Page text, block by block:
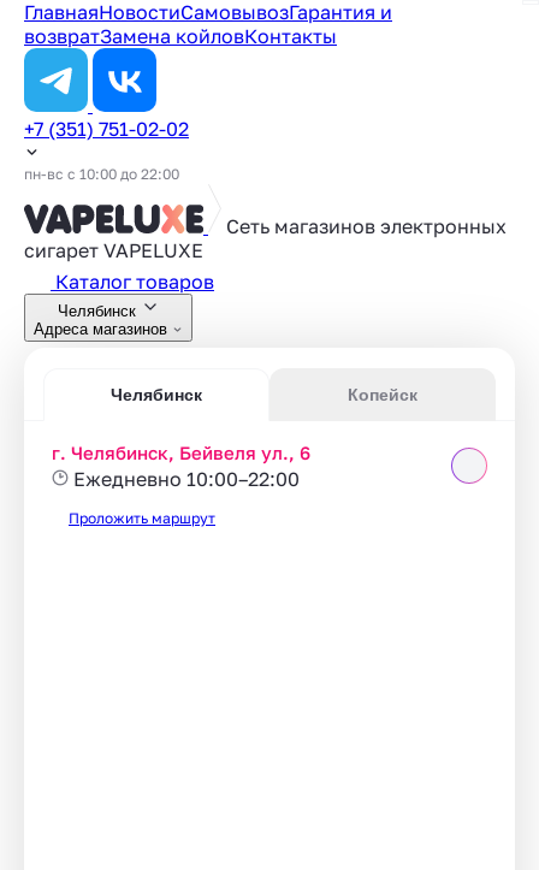
ГлавнаяНовостиСамовывозГарантия и
возвратЗамена койловКонтакты
+7 (351) 751-02-02
пн-вс с 10:00 до 22:00
Сеть магазинов электронных
сигарет VAPELUXE
Каталог товаров
Челябинск
Адреса магазинов
Челябинск Копейск
г. Челябинск, Бейвеля ул., 6
Ежедневно 10:00–22:00
Проложить маршрут